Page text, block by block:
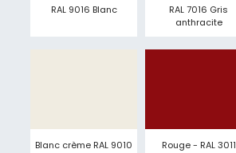
RAL 9016 Blanc
RAL 7016 Gris
anthracite
Blanc crème RAL 9010 Rouge - RAL 3011